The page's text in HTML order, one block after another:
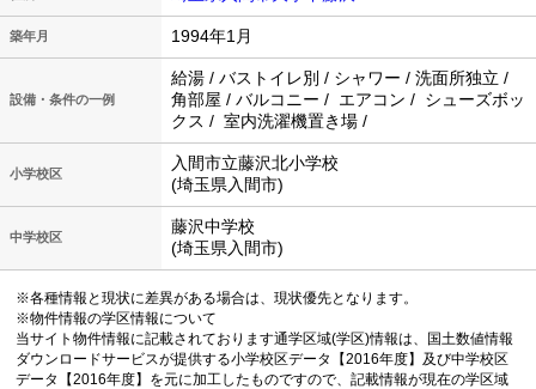
築年月 1994年1月
設備・条件の一例
給湯 / バストイレ別 / シャワー / 洗面所独立 /
角部屋 / バルコニー / エアコン / シューズボッ
クス / 室内洗濯機置き場 /
小学校区
入間市立藤沢北小学校
(埼玉県入間市)
中学校区
藤沢中学校
(埼玉県入間市)
※各種情報と現状に差異がある場合は、現状優先となります。
※物件情報の学区情報について
当サイト物件情報に記載されております通学区域(学区)情報は、国土数値情報
ダウンロードサービスが提供する小学校区データ【2016年度】及び中学校区
データ【2016年度】を元に加工したものですので、記載情報が現在の学区域